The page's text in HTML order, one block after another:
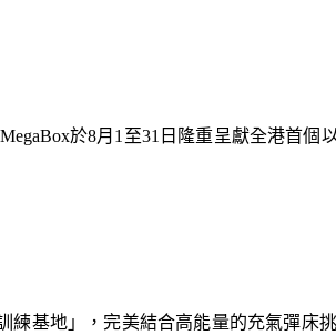
練基地」，完美結合高能量的充氣彈
於8月1至31日隆重呈獻全港首